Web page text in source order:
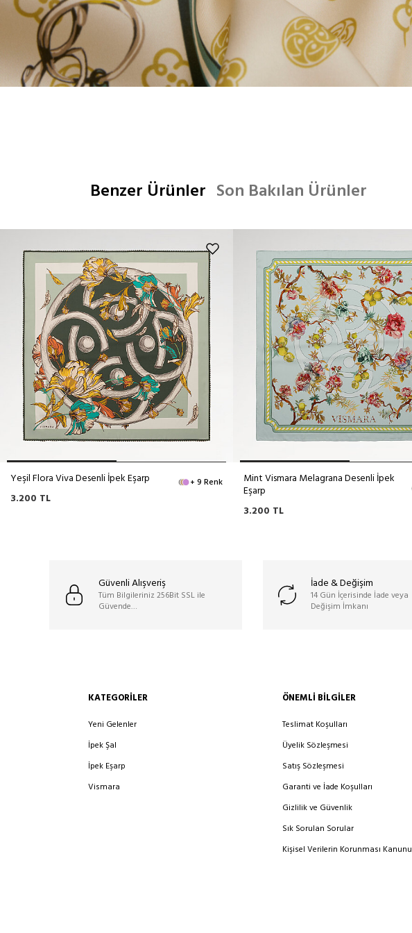
Benzer Ürünler Son Bakılan Ürünler
Yeşil Flora Viva Desenli İpek Eşarp + 9 Renk
3.200 TL
Mint Vismara Melagrana Desenli İpek
Eşarp
3.200 TL
Güvenli Alışveriş
Tüm Bilgileriniz 256Bit SSL ile
Güvende…
İade & Değişim
14 Gün İçerisinde İade veya
Değişim İmkanı
KATEGORILER
Yeni Gelenler
İpek Şal
İpek Eşarp
Vismara
ÖNEMLI BILGILER
Teslimat Koşulları
Üyelik Sözleşmesi
Satış Sözleşmesi
Garanti ve İade Koşulları
Gizlilik ve Güvenlik
Sık Sorulan Sorular
Kişisel Verilerin Korunması Kanunu